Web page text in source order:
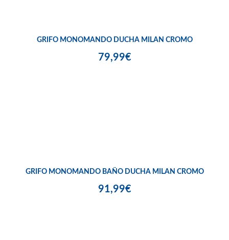
GRIFO MONOMANDO DUCHA MILAN CROMO
79,99€
GRIFO MONOMANDO BAÑO DUCHA MILAN CROMO
91,99€